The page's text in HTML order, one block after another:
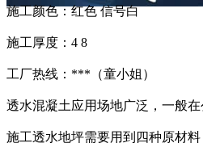
施工颜色：红色 信号白
施工厚度：4 8
工厂热线：***（童小姐）
透水混凝土应用场地广泛，一般
施工透水地坪需要用到四种原材